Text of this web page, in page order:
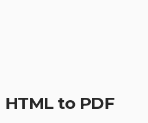
HTML to PDF